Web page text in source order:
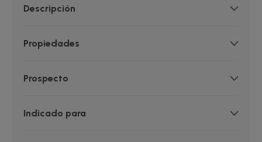
Descripción
Propiedades
Prospecto
Indicado para